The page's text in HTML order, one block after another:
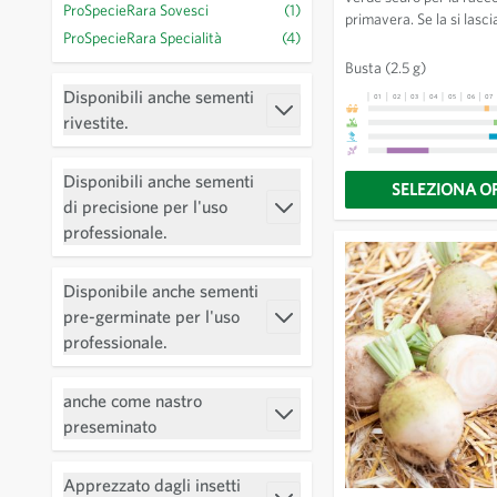
ProSpecieRara Sovesci
(1)
ProSpecieRara Specialità
(4)
Disponibili anche sementi
rivestite.
Disponibili anche sementi
di precisione per l'uso
professionale.
Disponibile anche sementi
pre-germinate per l'uso
professionale.
anche come nastro
preseminatoFiltro
Apprezzato dagli insetti
primavera. Se la si
Busta (2.5 g)
01 02 03 04 05 06 07
SELEZIONA